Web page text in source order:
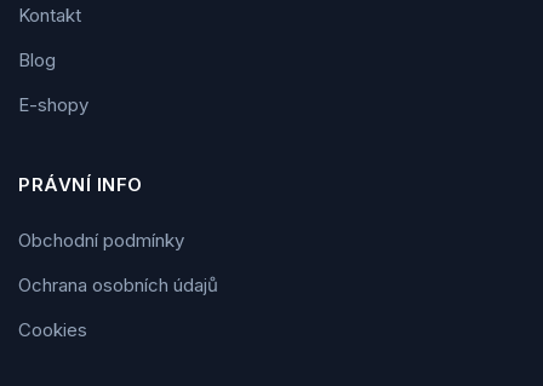
Kontakt
Blog
E-shopy
PRÁVNÍ INFO
Obchodní podmínky
Ochrana osobních údajů
Cookies